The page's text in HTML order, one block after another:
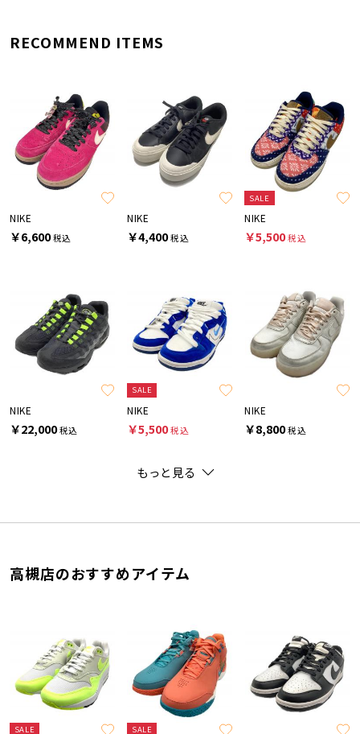
RECOMMEND ITEMS
NIKE
￥6,600税込
NIKE
￥4,400税込
SALE
NIKE
￥5,500税込
NIKE
￥22,000税込
SALE
NIKE
￥5,500税込
NIKE
￥8,800税込
もっと見る
高槻店のおすすめアイテム
SALE SALE